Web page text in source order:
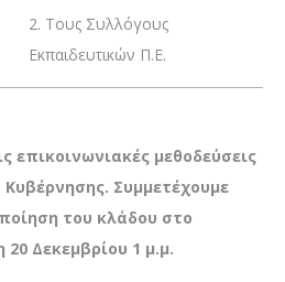
2. Τους Συλλόγους
Εκπαιδευτικών Π.Ε.
επικοινωνιακές μεθοδεύσεις
Κυβέρνησης. Συμμετέχουμε
του κλάδου στο
Δεκεμβρίου 1 μ.μ.